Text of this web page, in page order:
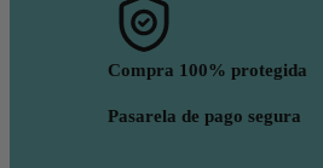
Compra 100% protegida
Pasarela de pago segura